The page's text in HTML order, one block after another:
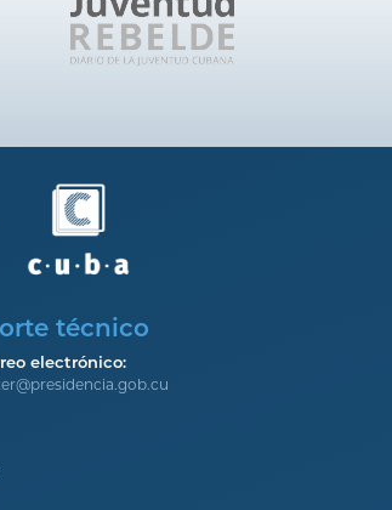
técnico
electrónico: